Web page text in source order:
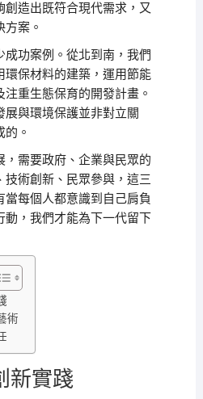
造出既符合現代需求，又
案。
成功案例。從北到南，我們
環保材料的建築，運用節能
重生態保育的開發計畫。
與環境保護並非對立關
。
，需要政府、企業與民眾的
技術創新、民眾參與，這三
每個人都意識到自己肩負
動，我們才能為下一代留下
術
新實踐